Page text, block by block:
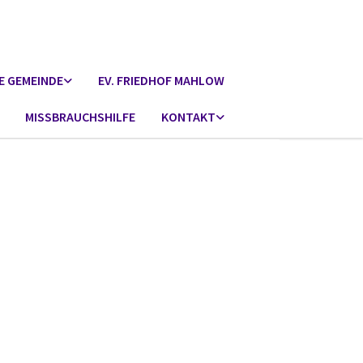
GEMEINDE EV. FRIEDHOF MAHLOW
MISSBRAUCHSHILFE KONTAKT